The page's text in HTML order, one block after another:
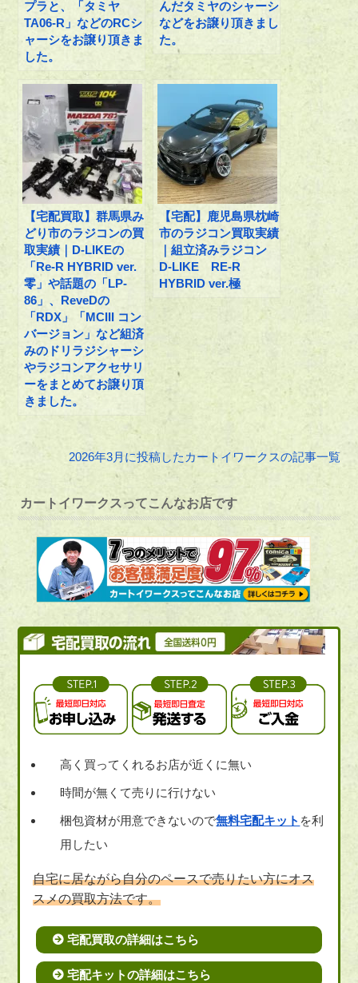
プラと、「タミヤ
TA06-R」などのRCシ
ャーシをお譲り頂きま
した。
んだタミヤのシャーシ
などをお譲り頂きまし
た。
【宅配買取】群馬県み
どり市のラジコンの買
取実績｜D-LIKEの
「Re-R HYBRID ver.
零」や話題の「LP-
86」、ReveDの
「RDX」「MCIII コン
バージョン」など組済
みのドリラジシャーシ
やラジコンアクセサリ
ーをまとめてお譲り頂
きました。
【宅配】鹿児島県枕崎
市のラジコン買取実績
｜組立済みラジコン
D-LIKE RE-R
HYBRID ver.極
2026年3月に投稿したカートイワークスの記事一覧
カートイワークスってこんなお店です
高く買ってくれるお店が近くに無い
時間が無くて売りに行けない
梱包資材が用意できないので無料宅配キット を利
用したい
自宅に居ながら自分のペースで売りたい方にオス
スメの買取方法です。
宅配買取の詳細はこちら
宅配キットの詳細はこちら